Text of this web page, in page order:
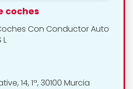
coches
Con Conductor Auto
L
14, 1ª, 30100 Murcia